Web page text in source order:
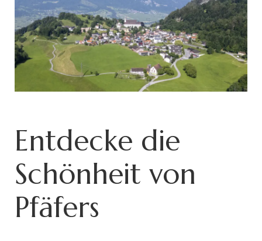
Entdecke die
Schönheit von
Pfäfers